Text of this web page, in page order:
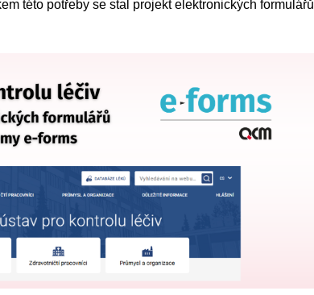
této potřeby se stal projekt elektronických formulářů